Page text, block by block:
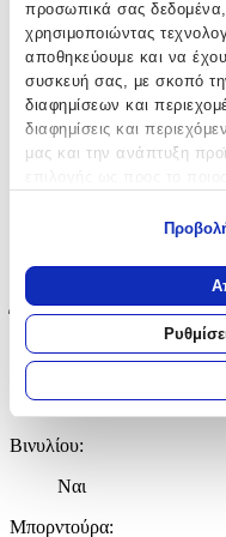
προσωπικά σας
χρησιμοποιώντας
αποθηκεύουμε και να
συσκευή σας, με σκοπό
διαφημίσεων και
διαφημίσεις και
μας και την ανάπτυξη
Να συλλέξουμε
σας τοποθεσία, οι
απόσταση μερικών
Να
για συγκεκριμένα
Μάθετε περισσότερα
στηνενότητα
Δήλωση Cookies.
Κατασκευαστής:
autokolitakia.gr
Βασικά
Σχέδιο:
Ζωάκια
Τοίχου
Έξτρα
Αφρώδες:
Όχι
Βινυλίου:
Ναι
Μπορντούρα: